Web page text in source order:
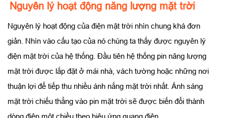
Nguyên lý hoạt động năng lượng mặt trời
Nguyên lý hoạt động của điện mặt trời nhìn chung khá đơn
giản. Nhìn vào cấu tạo của nó chúng ta thấy được nguyên lý
điện mặt trời của hệ thống. Đầu tiên hệ thống pin năng lượng
mặt trời được lắp đặt ở mái nhà, vách tường hoặc những nơi
thuận lợi để tiếp thu nhiều ánh nắng mặt trời nhất. Ánh sáng
mặt trời chiếu thẳng vào pin mặt trời sẽ được biến đổi thành
dòng điện một chiều theo hiệu ứng quang điện.